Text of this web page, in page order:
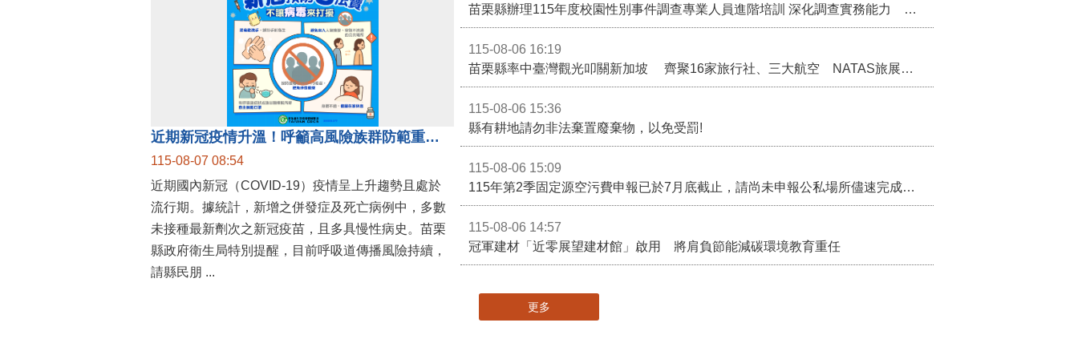
近期新冠疫情升溫！呼籲高風險族群防範重症、儘速接種疫苗及早就醫
115-08-07 08:54
近期國內新冠（COVID-19）疫情呈上升趨勢且處於
流行期。據統計，新增之併發症及死亡病例中，多數
未接種最新劑次之新冠疫苗，且多具慢性病史。苗栗
縣政府衛生局特別提醒，目前呼吸道傳播風險持續，
115-08-06 16:19
115-08-06 15:36
縣有耕地請勿非法棄置廢棄物，以免受罰!
115-08-06 15:09
115年第2季固定源空污費申報已於7月底截止，請尚未申報公私場所儘速完成申繳，以免面臨滯納金及罰鍰!
115-08-06 14:57
冠軍建材「近零展望建材館」啟用 將肩負節能減碳環境教育重任
更多